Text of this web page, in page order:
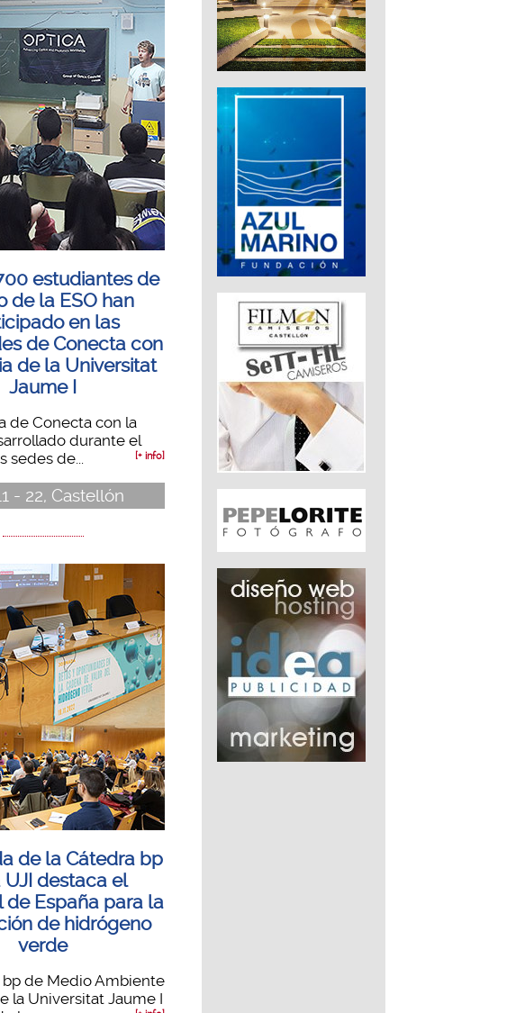
estudiantes de
de la ESO han
en las
de Conecta con
de la Universitat
Jaume I
de Conecta con la
durante el
sedes de...
[+ info]
- 22, Castellón
de la Cátedra bp
UJI destaca el
de España para la
de hidrógeno
verde
bp de Medio Ambiente
la Universitat Jaume I